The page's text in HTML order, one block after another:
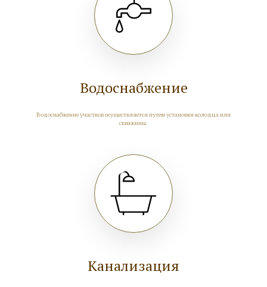
Водоснабжение
Водоснабжение участков осуществляется путем установки колодца или
скважины.
Канализация